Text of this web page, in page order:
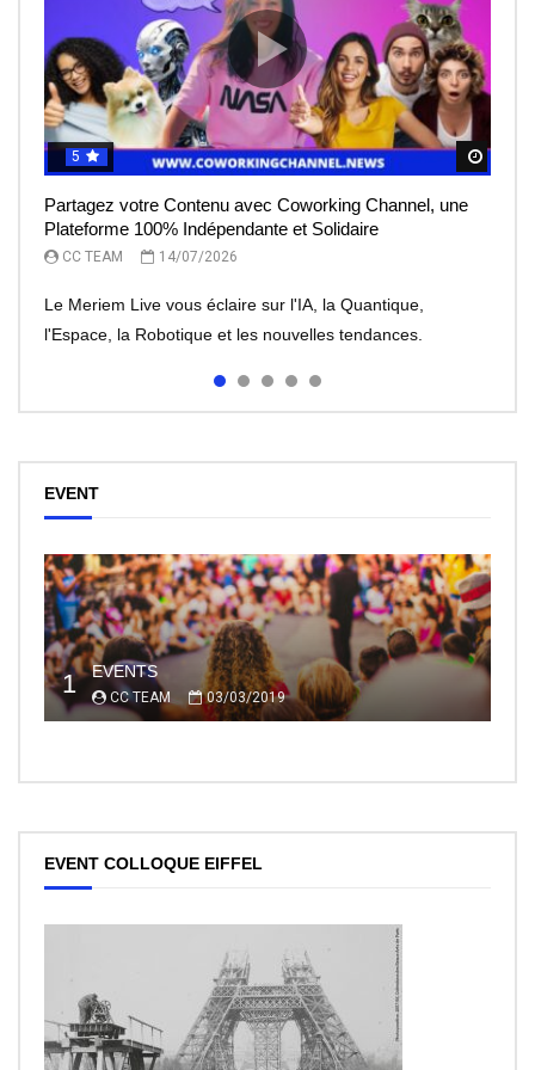
5
Partagez votre Contenu avec Coworking Channel, une
Plateforme 100% Indépendante et Solidaire
CC TEAM 14/07/2026
Le Meriem Live vous éclaire sur l'IA, la Quantique,
l'Espace, la Robotique et les nouvelles tendances.
5
Le Meriem Live vous éclaire sur l’IA, la Quantique,
l’Espace
CC TEAM 13/07/2026
5
IA et robots : peut-on leur faire totalement confiance ?
CC TEAM 08/07/2026
5
Le rêve de l’entrepreneur, devenir une licorne, mais à
quel prix?
CC TEAM 07/07/2026
5
Meriem Live à la découverte des Robots
CC TEAM 30/06/2026
EVENT
1 EVENTS
CC TEAM 03/03/2019
EVENT COLLOQUE EIFFEL